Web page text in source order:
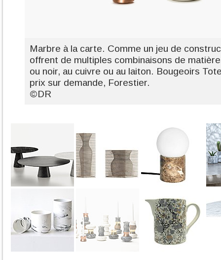
Marbre à la carte. Comme un jeu de
offrent de multiples combinaisons de
ou noir, au cuivre ou au laiton. Bougeoirs
prix sur demande, Forestier.
©DR